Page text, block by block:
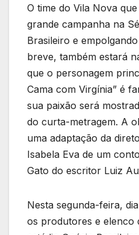
er e
b
o
o
k
s
A
p
p
gr
a
m
ar
e
O time do Vila Nova
grande campanha na
Brasileiro e
breve, também estará
que o personagem
Cama com Virgínia” é
sua paixão será
do curta-metragem. A
uma adaptação da
Isabela Eva de um
Gato do escritor Luiz
Nesta segunda-feira,
os produtores e elenco